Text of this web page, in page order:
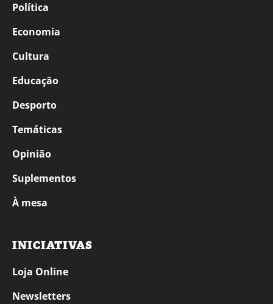
Política
Economia
Cultura
Educação
Desporto
Temáticas
Opinião
Suplementos
À mesa
INICIATIVAS
Loja Online
Newsletters